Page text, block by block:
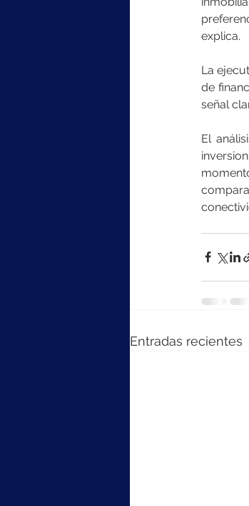
explica.
La
de
señal
El
Entradas recientes